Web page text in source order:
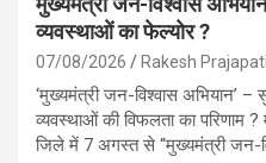
व्यवस्थाओं का फेल्योर ?
07/08/2026 Rakesh Prajapati
‘मुख्यमंत्री जन-विश्वास अभियान’ –
व्यवस्थाओं की विफलता का परिणाम ?
जिले में 7 अगस्त से “मुख्यमंत्री जन-